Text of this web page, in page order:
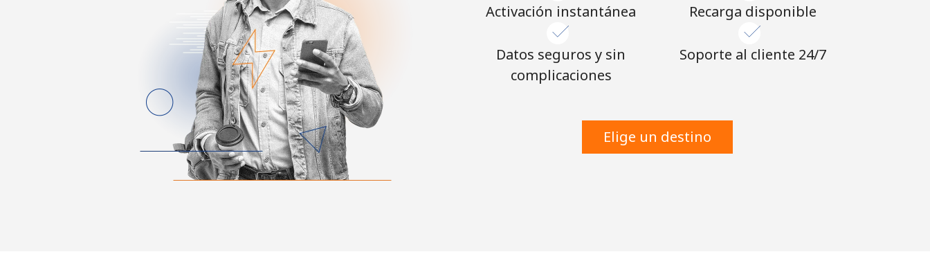
Activación instantánea
Datos seguros y sin
complicaciones
Recarga disponible
Soporte al cliente 24/7
Elige un destino